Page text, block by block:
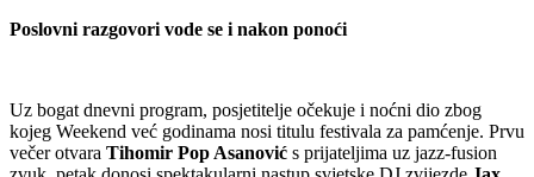
Poslovni razgovori vode se i nakon ponoći
Uz bogat dnevni program, posjetitelje očekuje i noćni dio zbog
kojeg Weekend već godinama nosi titulu festivala za pamćenje. Prvu
večer otvara Tihomir Pop Asanović s prijateljima uz jazz-fusion